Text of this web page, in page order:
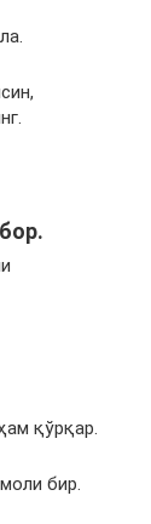
қўрқар.
бир.